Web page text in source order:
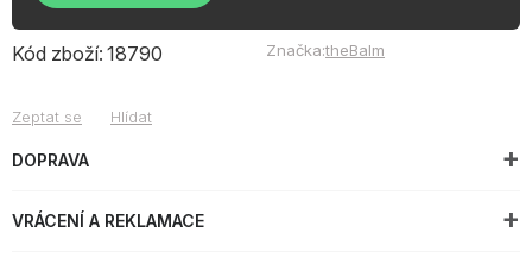
Kód zboží: 18790 Značka:theBalm
Zeptat se Hlídat
DOPRAVA
VRÁCENÍ A REKLAMACE